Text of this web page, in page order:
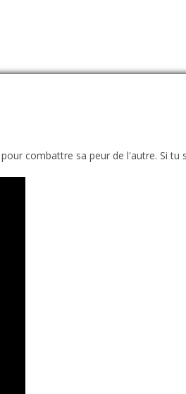
combattre sa peur de l'autre. Si tu